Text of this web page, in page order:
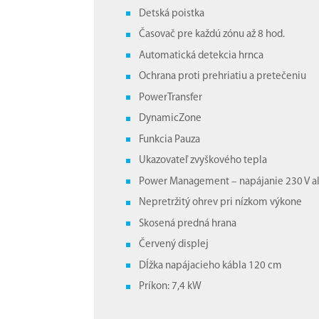
Detská poistka
Časovač pre každú zónu až 8 hod.
Automatická detekcia hrnca
Ochrana proti prehriatiu a pretečeniu
PowerTransfer
DynamicZone
Funkcia Pauza
Ukazovateľ zvyškového tepla
Power Management – ​​napájanie 230 V
Nepretržitý ohrev pri nízkom výkone
Skosená predná hrana
Červený displej
Dĺžka napájacieho kábla 120 cm
Príkon: 7,4 kW